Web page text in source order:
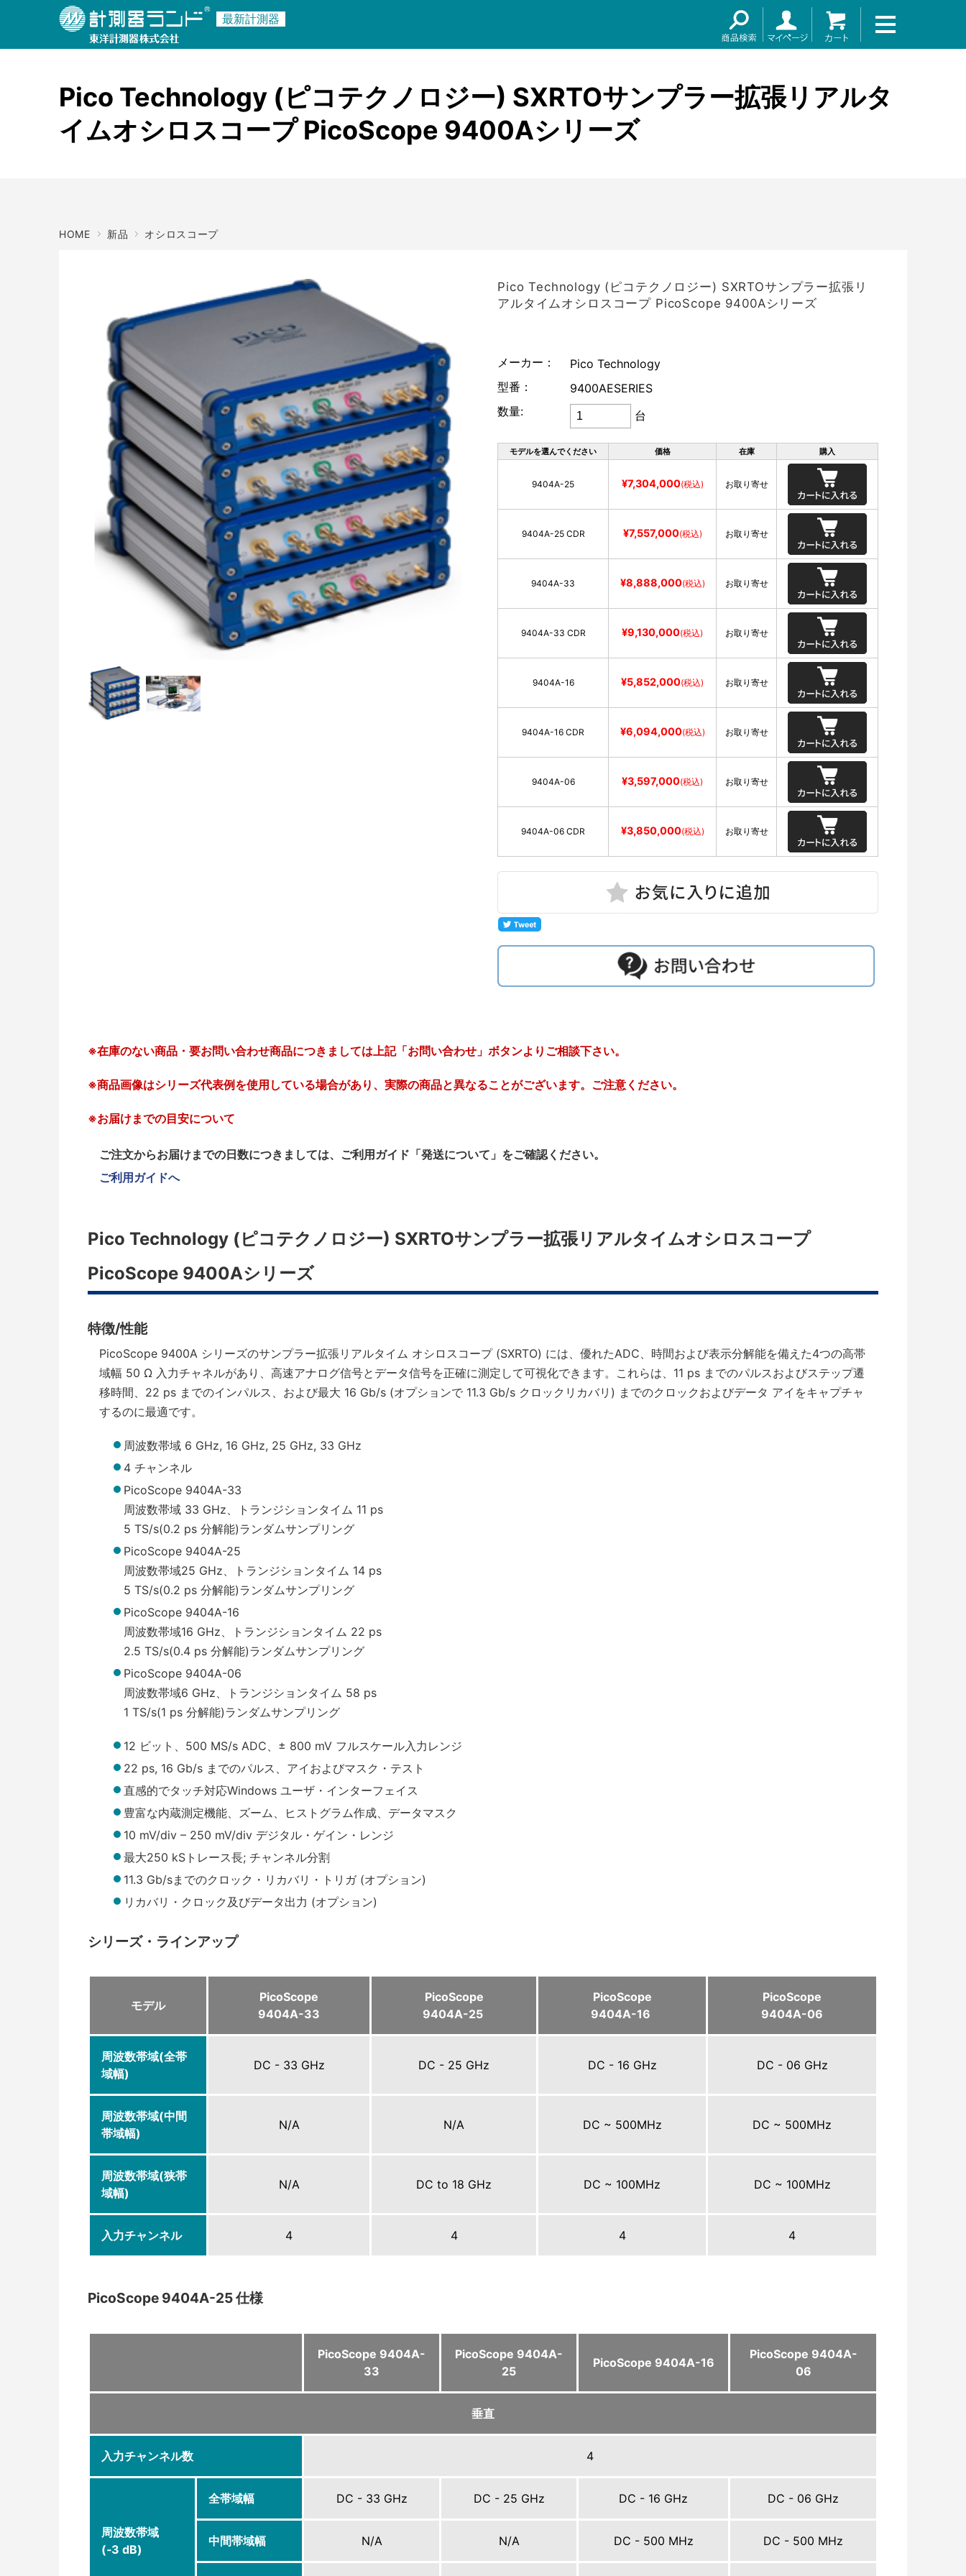
最新計測器
ご利用ガイド
共立電気計器
三和電気計器
テクシオ
テクトロニクス
横河計測
ローデ・シュワルツ
商品名・キーワード
検索
Pico Technology (ピコテクノロジー) SXRTOサンプラー拡張リアルタ
イムオシロスコープ PicoScope 9400Aシリーズ
HOME 新品 オシロスコープ
Pico Technology (ピコテクノロジー) SXRTOサンプラー拡張リ
アルタイムオシロスコープ PicoScope 9400Aシリーズ
メーカー：
Pico Technology
型番：
9400AESERIES
数量:
台
モデルを選んでください 価格 在庫 購入
9404A-25 ¥7,304,000(税込) お取り寄せ
9404A-25 CDR ¥7,557,000(税込) お取り寄せ
9404A-33 ¥8,888,000(税込) お取り寄せ
9404A-33 CDR ¥9,130,000(税込) お取り寄せ
9404A-16 ¥5,852,000(税込) お取り寄せ
9404A-16 CDR ¥6,094,000(税込) お取り寄せ
9404A-06 ¥3,597,000(税込) お取り寄せ
9404A-06 CDR ¥3,850,000(税込) お取り寄せ
※在庫のない商品・要お問い合わせ商品につきましては上記「お問い合わせ」ボタンよりご相談下さい。
※商品画像はシリーズ代表例を使用している場合があり、実際の商品と異なることがございます。ご注意ください。
※お届けまでの目安について
ご注文からお届けまでの日数につきましては、ご利用ガイド「発送について」をご確認ください。
ご利用ガイドへ
Pico Technology (ピコテクノロジー) SXRTOサンプラー拡張リアルタイムオシロスコープ
PicoScope 9400Aシリーズ
特徴/性能
PicoScope 9400A シリーズのサンプラー拡張リアルタイム オシロスコープ (SXRTO) には、優れたADC、時間および表示分解能を備えた4つの高帯
域幅 50 Ω 入力チャネルがあり、高速アナログ信号とデータ信号を正確に測定して可視化できます。これらは、11 ps までのパルスおよびステップ遷
移時間、22 ps までのインパルス、および最大 16 Gb/s (オプションで 11.3 Gb/s クロックリカバリ) までのクロックおよびデータ アイをキャプチャ
するのに最適です。
周波数帯域 6 GHz, 16 GHz, 25 GHz, 33 GHz
4 チャンネル
PicoScope 9404A-33
周波数帯域 33 GHz、トランジションタイム 11 ps
5 TS/s(0.2 ps 分解能)ランダムサンプリング
PicoScope 9404A-25
周波数帯域25 GHz、トランジションタイム 14 ps
5 TS/s(0.2 ps 分解能)ランダムサンプリング
PicoScope 9404A-16
周波数帯域16 GHz、トランジションタイム 22 ps
2.5 TS/s(0.4 ps 分解能)ランダムサンプリング
PicoScope 9404A-06
周波数帯域6 GHz、トランジションタイム 58 ps
1 TS/s(1 ps 分解能)ランダムサンプリング
12 ビット、500 MS/s ADC、± 800 mV フルスケール入力レンジ
22 ps, 16 Gb/s までのパルス、アイおよびマスク・テスト
直感的でタッチ対応Windows ユーザ・インターフェイス
豊富な内蔵測定機能、ズーム、ヒストグラム作成、データマスク
10 mV/div – 250 mV/div デジタル・ゲイン・レンジ
最大250 kSトレース長; チャンネル分割
11.3 Gb/sまでのクロック・リカバリ・トリガ (オプション)
リカバリ・クロック及びデータ出力 (オプション)
シリーズ・ラインアップ
モデル
PicoScope
9404A-33
PicoScope
9404A-25
PicoScope
9404A-16
PicoScope
9404A-06
周波数帯域(全帯
域幅)
DC - 33 GHz DC - 25 GHz DC - 16 GHz DC - 06 GHz
周波数帯域(中間
帯域幅)
N/A N/A DC ~ 500MHz DC ~ 500MHz
周波数帯域(狭帯
域幅)
N/A DC to 18 GHz DC ~ 100MHz DC ~ 100MHz
入力チャンネル 4 4 4 4
PicoScope 9404A-25 仕様
PicoScope 9404A-
33
PicoScope 9404A-
25
PicoScope 9404A-16
PicoScope 9404A-
06
垂直
入力チャンネル数 4
周波数帯域
(‐3 dB)
全帯域幅 DC - 33 GHz DC - 25 GHz DC - 16 GHz DC - 06 GHz
中間帯域幅 N/A N/A DC - 500 MHz DC - 500 MHz